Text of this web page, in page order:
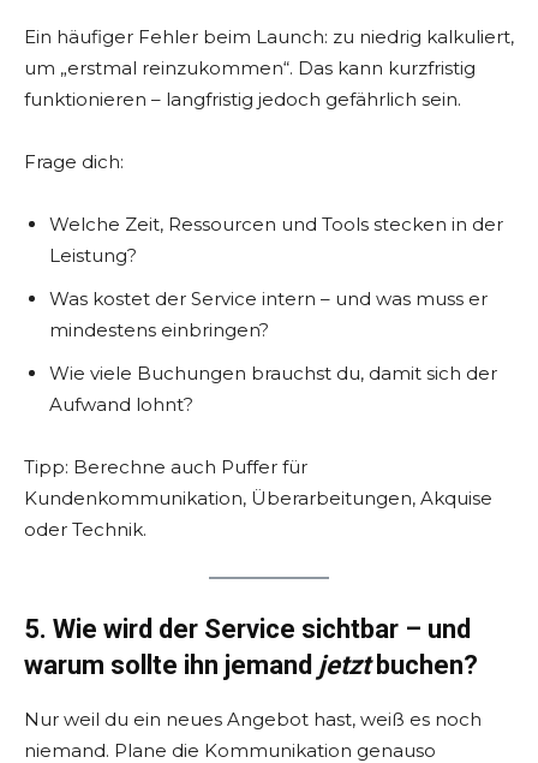
Ein häufiger Fehler beim Launch: zu niedrig kalkuliert,
um „erstmal reinzukommen“. Das kann kurzfristig
funktionieren – langfristig jedoch gefährlich sein.
Frage dich:
Welche Zeit, Ressourcen und Tools stecken in der
Leistung?
Was kostet der Service intern – und was muss er
mindestens einbringen?
Wie viele Buchungen brauchst du, damit sich der
Aufwand lohnt?
Tipp: Berechne auch Puffer für
Kundenkommunikation, Überarbeitungen, Akquise
oder Technik.
5. Wie wird der Service sichtbar – und
warum sollte ihn jemand jetztbuchen?
Nur weil du ein neues Angebot hast, weiß es noch
niemand. Plane die Kommunikation genauso